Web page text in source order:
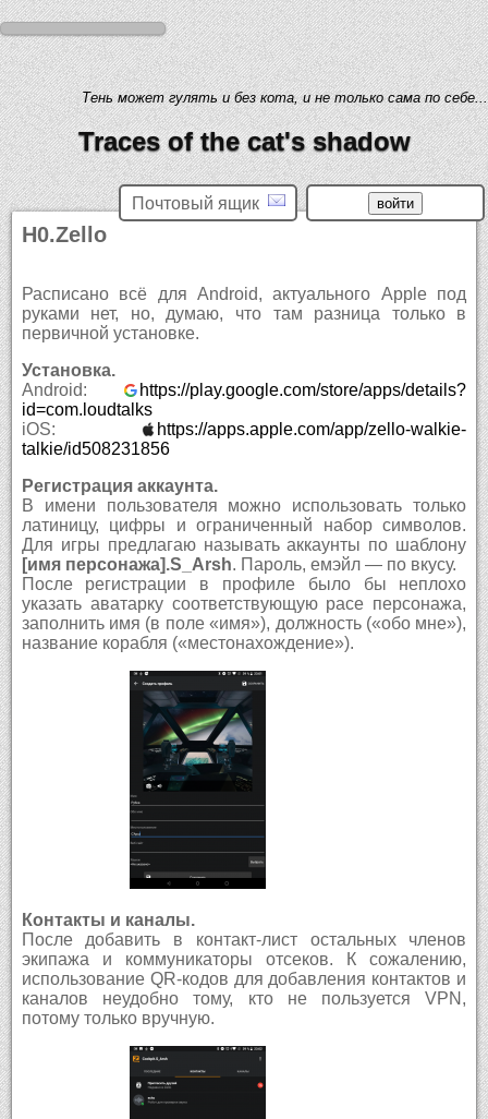
Тень может гулять и без кота, и не только сама по себе...
Traces of the cat's shadow
Почтовый ящик
H0.Zello
Расписано всё для Android, актуального Apple под
руками нет, но, думаю, что там разница только в
первичной установке.
Установка.
Android:
https://play.google.com/store/apps/details?
id=com.loudtalks
iOS:
https://apps.apple.com/app/zello-walkie-
talkie/id508231856
Регистрация аккаунта.
В имени пользователя можно использовать только
латиницу, цифры и ограниченный набор символов.
Для игры предлагаю называть аккаунты по шаблону
[имя персонажа].S_Arsh. Пароль, емэйл — по вкусу.
После регистрации в профиле было бы неплохо
указать аватарку соответствующую расе персонажа,
заполнить имя (в поле «имя»), должность («обо мне»),
название корабля («местонахождение»).
Контакты и каналы.
После добавить в контакт-лист остальных членов
экипажа и коммуникаторы отсеков. К сожалению,
использование QR-кодов для добавления контактов и
каналов неудобно тому, кто не пользуется VPN,
потому только вручную.